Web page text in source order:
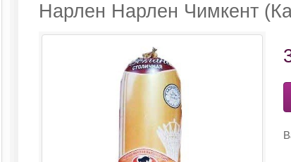
Нарлен Нарлен Чимкент